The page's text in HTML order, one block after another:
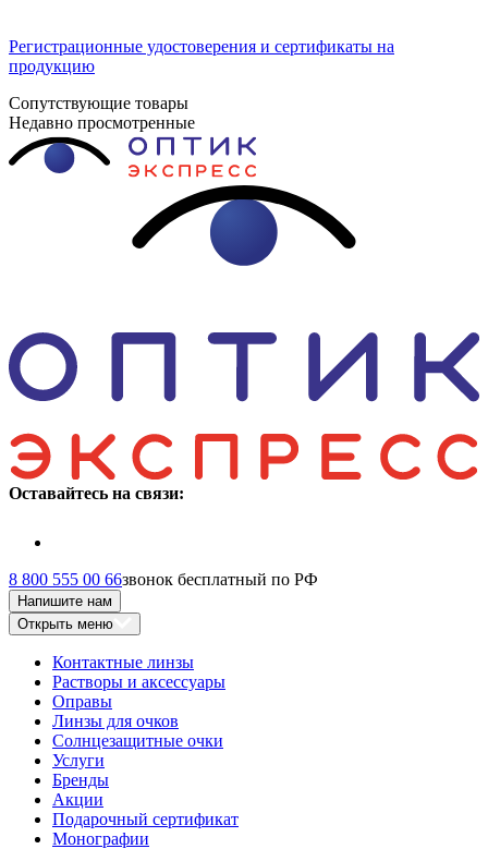
Регистрационные удостоверения и сертификаты на
продукцию
Сопутствующие товары
Недавно просмотренные
Оставайтесь на связи:
8 800 555 00 66звонок бесплатный по РФ
Напишите нам
Открыть меню
Контактные линзы
Растворы и аксессуары
Оправы
Линзы для очков
Солнцезащитные очки
Услуги
Бренды
Акции
Подарочный сертификат
Монографии